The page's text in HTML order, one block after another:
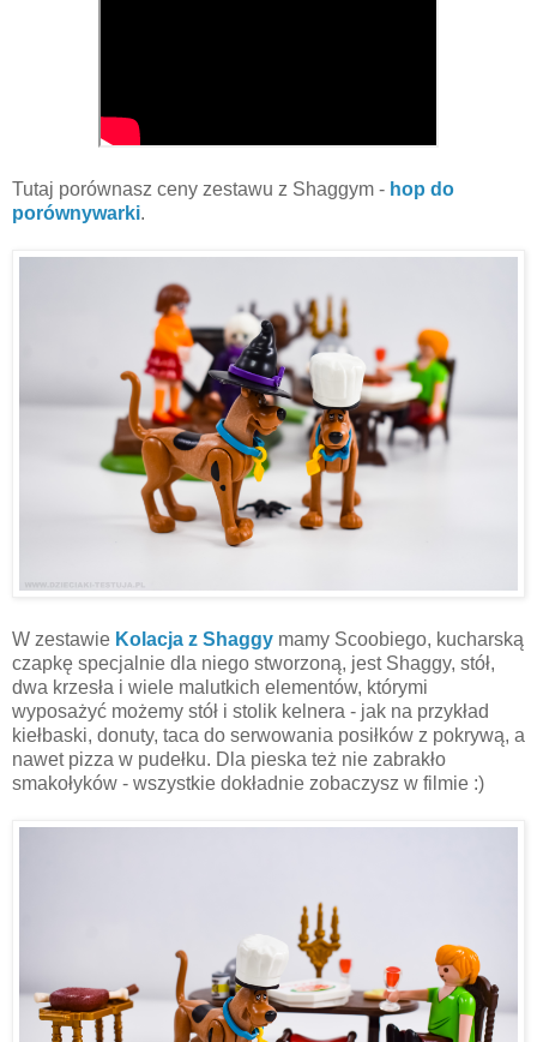
Tutaj porównasz ceny zestawu z Shaggym - hop do
porównywarki.
W zestawie Kolacja z Shaggy mamy Scoobiego, kucharską
czapkę specjalnie dla niego stworzoną, jest Shaggy, stół,
dwa krzesła i wiele malutkich elementów, którymi
wyposażyć możemy stół i stolik kelnera - jak na przykład
kiełbaski, donuty, taca do serwowania posiłków z pokrywą, a
nawet pizza w pudełku. Dla pieska też nie zabrakło
smakołyków - wszystkie dokładnie zobaczysz w filmie :)